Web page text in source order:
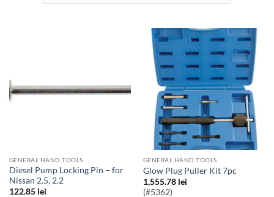
GENERAL HAND TOOLS
Diesel Pump Locking Pin – for
Nissan 2.5, 2.2
122.85 lei
GENERAL HAND TOOLS
Glow Plug Puller Kit 7pc
1,555.78 lei
(#5362)